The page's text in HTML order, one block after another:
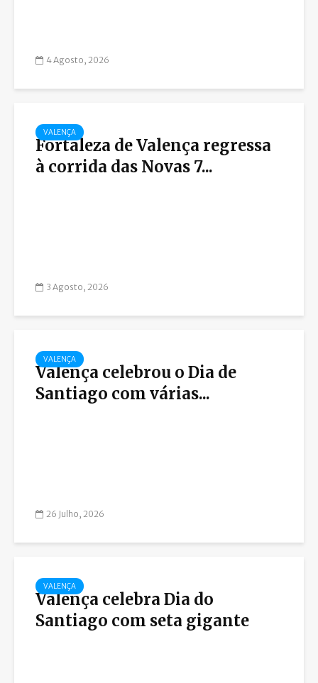
4 Agosto, 2026
VALENÇA
Fortaleza de Valença regressa
à corrida das Novas 7...
3 Agosto, 2026
VALENÇA
Valença celebrou o Dia de
Santiago com várias...
26 Julho, 2026
VALENÇA
Valença celebra Dia do
Santiago com seta gigante